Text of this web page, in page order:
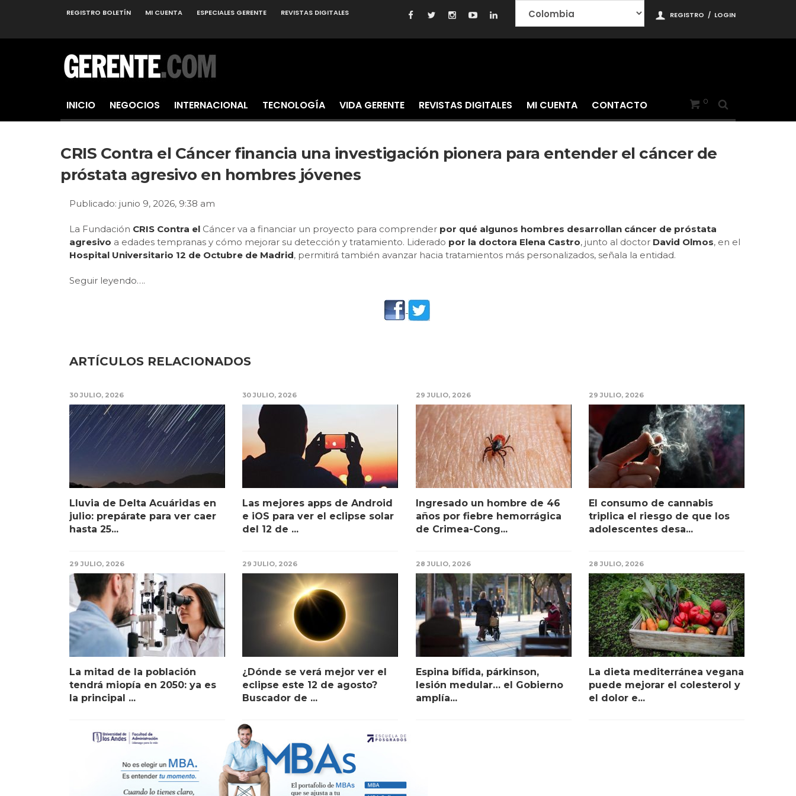
REGISTRO / LOGIN
REGISTRO BOLETÍN MI CUENTA ESPECIALES GERENTE REVISTAS DIGITALES
0
INICIO NEGOCIOS INTERNACIONAL TECNOLOGÍA VIDA GERENTE REVISTAS DIGITALES MI CUENTA CONTACTO
CRIS Contra el Cáncer financia una investigación pionera para entender el cáncer de
próstata agresivo en hombres jóvenes
Publicado: junio 9, 2026, 9:38 am
La Fundación CRIS Contra el Cáncer va a financiar un proyecto para comprender por qué algunos hombres desarrollan cáncer de próstata
agresivo a edades tempranas y cómo mejorar su detección y tratamiento. Liderado por la doctora Elena Castro, junto al doctor David Olmos, en el
Hospital Universitario 12 de Octubre de Madrid, permitirá también avanzar hacia tratamientos más personalizados, señala la entidad.
Seguir leyendo….
ARTÍCULOS RELACIONADOS
30 JULIO, 2026
Lluvia de Delta Acuáridas en
julio: prepárate para ver caer
hasta 25...
30 JULIO, 2026
Las mejores apps de Android
e iOS para ver el eclipse solar
del 12 de ...
29 JULIO, 2026
Ingresado un hombre de 46
años por fiebre hemorrágica
de Crimea-Cong...
29 JULIO, 2026
El consumo de cannabis
triplica el riesgo de que los
adolescentes desa...
29 JULIO, 2026
La mitad de la población
tendrá miopía en 2050: ya es
la principal ...
29 JULIO, 2026
¿Dónde se verá mejor ver el
eclipse este 12 de agosto?
Buscador de ...
28 JULIO, 2026
Espina bífida, párkinson,
lesión medular… el Gobierno
amplía...
28 JULIO, 2026
La dieta mediterránea vegana
puede mejorar el colesterol y
el dolor e...